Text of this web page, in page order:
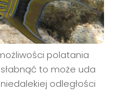
polatania
to może uda
odległości